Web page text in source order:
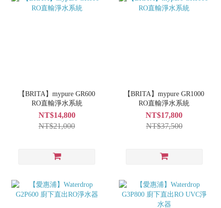
【BRITA】mypure GR600
RO直輸淨水系統
NT$14,800
NT$21,000
【BRITA】mypure GR1000
RO直輸淨水系統
NT$17,800
NT$37,500